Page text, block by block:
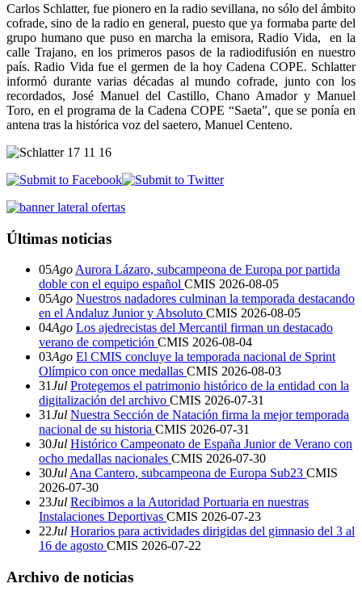
Carlos Schlatter, fue pionero en la radio sevillana, no sólo del ámbito
cofrade, sino de la radio en general, puesto que ya formaba parte del
grupo humano que puso en marcha la emisora, Radio Vida, en la
calle Trajano, en los primeros pasos de la radiodifusión en nuestro
país. Radio Vida fue el germen de la hoy Cadena COPE. Schlatter
informó durante varias décadas al mundo cofrade, junto con los
recordados, José Manuel del Castillo, Chano Amador y Manuel
Toro, en el programa de la Cadena COPE “Saeta”, que se ponía en
antena tras la histórica voz del saetero, Manuel Centeno.
Últimas noticias
05Ago Aurora Lázaro, subcampeona de Europa por partida
doble con el equipo español CMIS 2026-08-05
05Ago Nuestros nadadores culminan la temporada destacando
en el Andaluz Junior y Absoluto CMIS 2026-08-05
04Ago Los ajedrecistas del Mercantil firman un destacado
verano de competición CMIS 2026-08-04
03Ago El CMIS concluye la temporada nacional de Sprint
Olímpico con once medallas CMIS 2026-08-03
31Jul Protegemos el patrimonio histórico de la entidad con la
digitalización del archivo CMIS 2026-07-31
31Jul Nuestra Sección de Natación firma la mejor temporada
nacional de su historia CMIS 2026-07-31
30Jul Histórico Campeonato de España Junior de Verano con
ocho medallas nacionales CMIS 2026-07-30
30Jul Ana Cantero, subcampeona de Europa Sub23 CMIS
2026-07-30
23Jul Recibimos a la Autoridad Portuaria en nuestras
Instalaciones Deportivas CMIS 2026-07-23
22Jul Horarios para actividades dirigidas del gimnasio del 3 al
16 de agosto CMIS 2026-07-22
Archivo de noticias